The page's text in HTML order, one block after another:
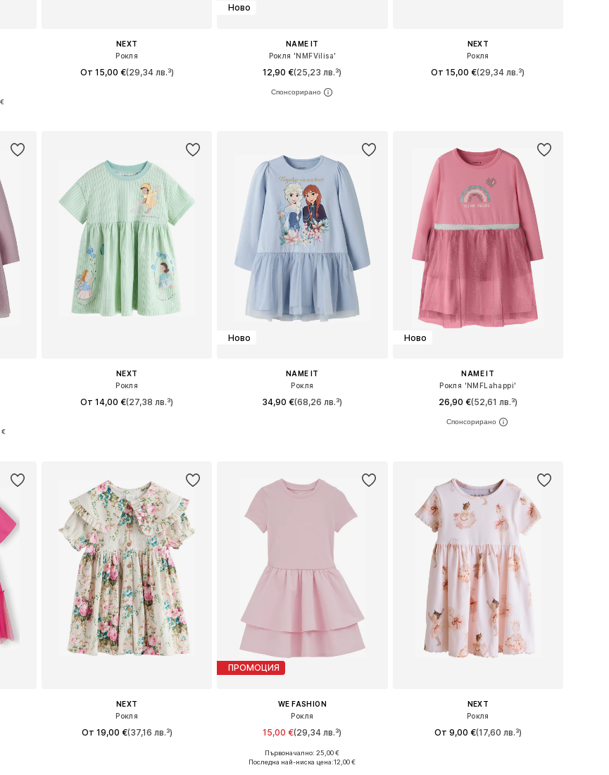
NEXT
Рокля
От 15,00 €(29,34 лв.³)
Ново
NAME IT
Рокля 'NMFVilisa'
12,90 €(25,23 лв.³)
Предлага се в много размери
NEXT
Рокля
От 15,00 €(29,34 лв.³)
€
NEXT
Рокля
От 14,00 €(27,38 лв.³)
Ново
NAME IT
Рокля
34,90 €(68,26 лв.³)
Ново
NAME IT
Рокля 'NMFLahappi'
26,90 €(52,61 лв.³)
Предлага се в много размери
NEXT
Рокля
От 19,00 €(37,16 лв.³)
ПРОМОЦИЯ
WE FASHION
Рокля
15,00 €(29,34 лв.³)
Първоначално: 25,00 €
Последна най-ниска цена:12,00 €
NEXT
Рокля
От 9,00 €(17,60 лв.³)